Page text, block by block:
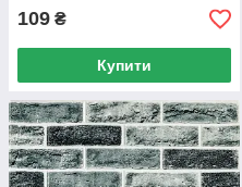
109 ₴
Купити